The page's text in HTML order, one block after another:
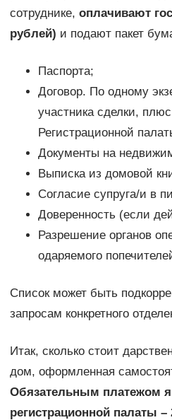
сотруднике, оплачивают
рублей) и подают пакет
Паспорта;
Договор. По одному
участника сделки,
Регистрационной
Документы на
Выписка из домовой
Согласие супруга/и в
Доверенность (если
Разрешение органов
одаряемого
Список может быть
запросам конкретного
Итак, сколько стоит
дом, оформленная
Обязательным платежом
регистрационной палаты –